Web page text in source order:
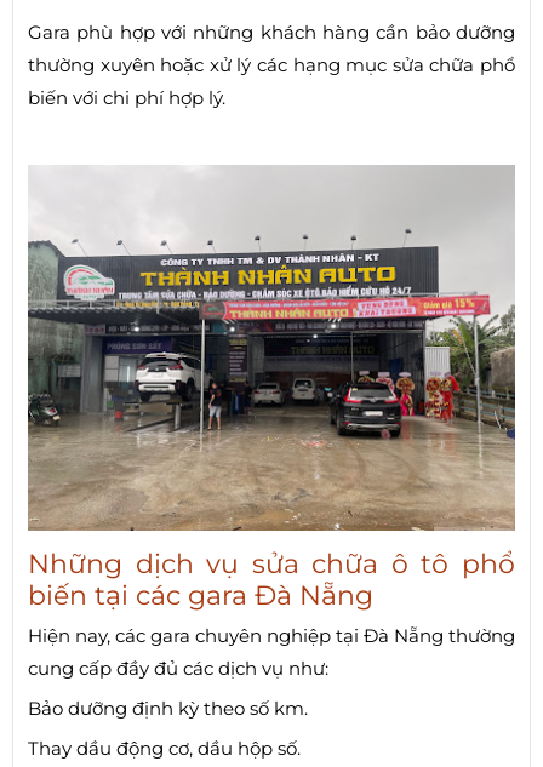
Gara phù hợp với những khách hàng cần bảo dưỡng
thường xuyên hoặc xử lý các hạng mục sửa chữa phổ
biến với chi phí hợp lý.
Những dịch vụ sửa chữa ô tô phổ
biến tại các gara Đà Nẵng
Hiện nay, các gara chuyên nghiệp tại Đà Nẵng thường
cung cấp đầy đủ các dịch vụ như:
Bảo dưỡng định kỳ theo số km.
Thay dầu động cơ, dầu hộp số.